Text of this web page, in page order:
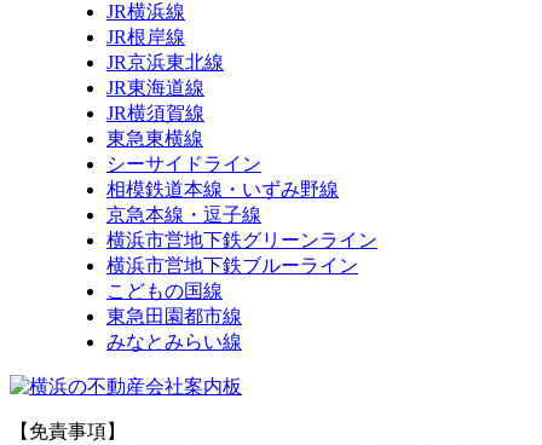
JR横浜線
JR根岸線
JR京浜東北線
JR東海道線
JR横須賀線
東急東横線
シーサイドライン
相模鉄道本線・いずみ野線
京急本線・逗子線
横浜市営地下鉄グリーンライン
横浜市営地下鉄ブルーライン
こどもの国線
東急田園都市線
みなとみらい線
【免責事項】